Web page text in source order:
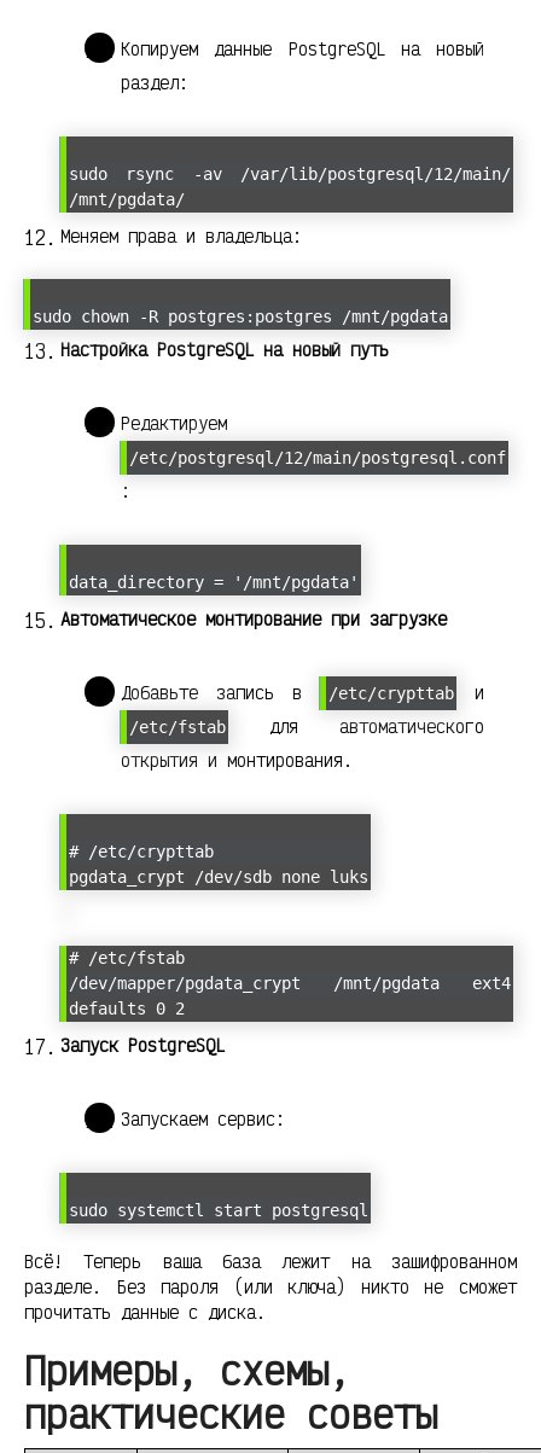
Копируем данные PostgreSQL на новый
раздел:
sudo rsync -av /var/lib/postgresql/12/main/
/mnt/pgdata/
Меняем права и владельца:
sudo chown -R postgres:postgres /mnt/pgdata
Настройка PostgreSQL на новый путь
Редактируем
/etc/postgresql/12/main/postgresql.conf
:
data_directory = '/mnt/pgdata'
Автоматическое монтирование при загрузке
Добавьте запись в /etc/crypttab и
/etc/fstab
для автоматического
открытия и монтирования.
# /etc/crypttab
pgdata_crypt /dev/sdb none luks
# /etc/fstab
/dev/mapper/pgdata_crypt /mnt/pgdata ext4
defaults 0 2
Запуск PostgreSQL
Запускаем сервис:
sudo systemctl start postgresql
Всё! Теперь ваша база лежит на зашифрованном
разделе. Без пароля (или ключа) никто не сможет
прочитать данные с диска.
Примеры, схемы,
практические советы